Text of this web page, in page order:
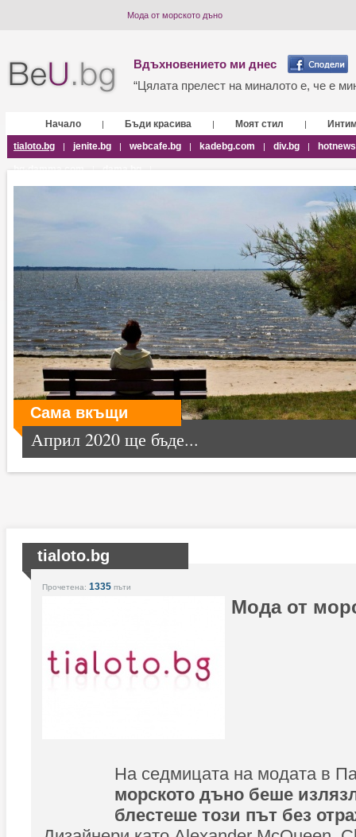
Мода от морското дъно
Вдъхновението ми днес
“Цялата прелест на миналото е, че е
Начало | Бъди красива | Моят стил |
tialoto.bg
| jenite.bg | webcafe.bg | kadebg.com | div.bg |
Сама вкъщи
Април 2020 ще бъде...
tialoto.bg
Прочетена: 1335 пъти
Мода от
На седмицата на модата в
морското дъно беше
блестеше този път без